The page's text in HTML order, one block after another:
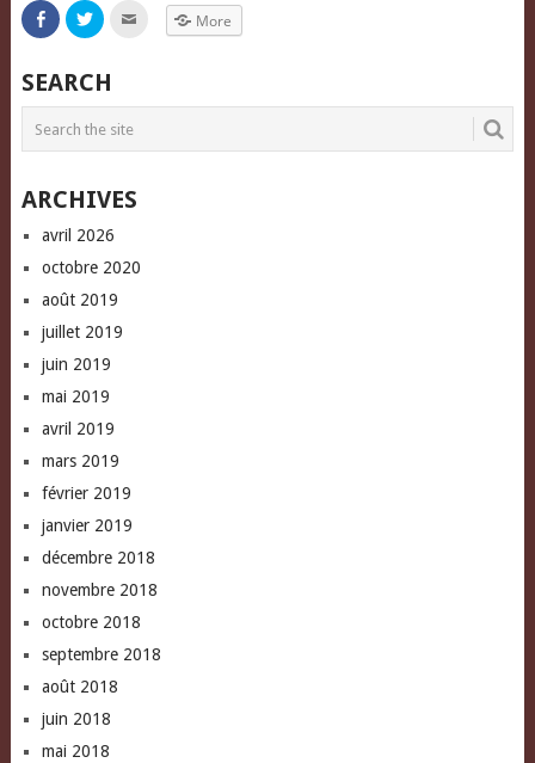
Click
to
share
Facebook
(Opens
in
window)
Click
to
Twitter
(Opens
in
window)
friend
More
SEARCH
ARCHIVES
avril 2026
octobre 2020
août 2019
juillet 2019
juin 2019
mai 2019
avril 2019
mars 2019
février 2019
janvier 2019
décembre 2018
novembre 2018
octobre 2018
septembre 2018
août 2018
juin 2018
mai 2018